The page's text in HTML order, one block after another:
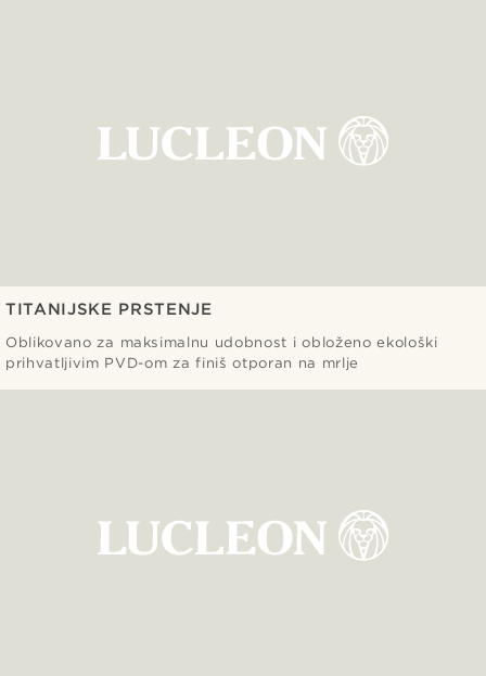
TITANIJSKE PRSTENJE
Oblikovano za maksimalnu udobnost i obloženo ekološki
prihvatljivim PVD-om za finiš otporan na mrlje